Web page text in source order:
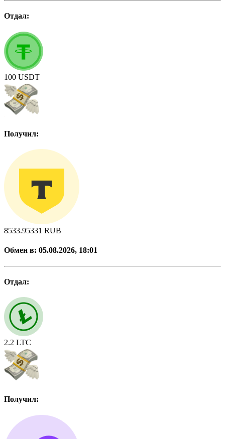
Отдал:
100 USDT
Получил:
8533.95331 RUB
Обмен в: 05.08.2026, 18:01
Отдал:
2.2 LTC
Получил: